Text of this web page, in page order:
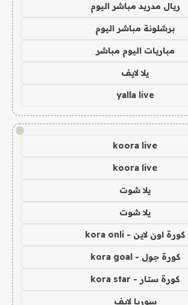
ريال مدريد مباشر اليوم
برشلونة مباشر اليوم
مباريات اليوم مباشر
يلا لايف
yalla live
!
koora live
koora live
يلا شوت
يلا شوت
كورة اون لاين - kora onli
كورة جول - kora goal
كورة ستار - kora star
سوريا لايف